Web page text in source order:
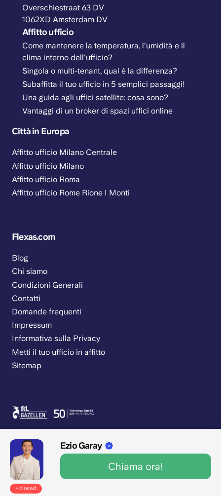
• closed
Ezio Garay
Chiama ora!
Overschiestraat 63 DV
1062XD Amsterdam DV
Affitto ufficio
Come mantenere la temperatura, l'umidità e il
clima interno dell'ufficio?
Singola o multi-tenant, qual è la differenza?
Subaffitta il tuo ufficio in 5 semplici passaggi!
Una guida agli uffici satellite: cosa sono?
Vantaggi di un broker di spazi uffici online
Città in Europa
Affitto ufficio Milano Centrale
Affitto ufficio Milano
Affitto ufficio Roma
Affitto ufficio Rome Rione I Monti
Flexas.com
Blog
Chi siamo
Condizioni Generali
Contatti
Domande frequenti
Impressum
Informativa sulla Privacy
Metti il tuo ufficio in affitto
Sitemap
9.1/10 1545 recensioni